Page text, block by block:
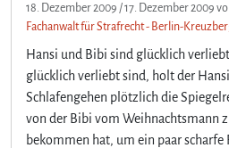
18. Dezember 2009 /17. Dezember 2009
Fachanwalt für Strafrecht - Berlin-
Hansi und Bibi sind glücklich
glücklich verliebt sind, holt der
Schlafengehen plötzlich die
von der Bibi vom Weihnachtsmann
bekommen hat, um ein paar scharfe